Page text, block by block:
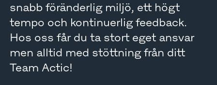
snabb föränderlig miljö, ett högt
tempo och kontinuerlig feedback.
Hos oss får du ta stort eget ansvar
men alltid med stöttning från ditt
Team Actic!